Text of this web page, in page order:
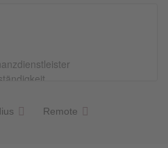
Remote